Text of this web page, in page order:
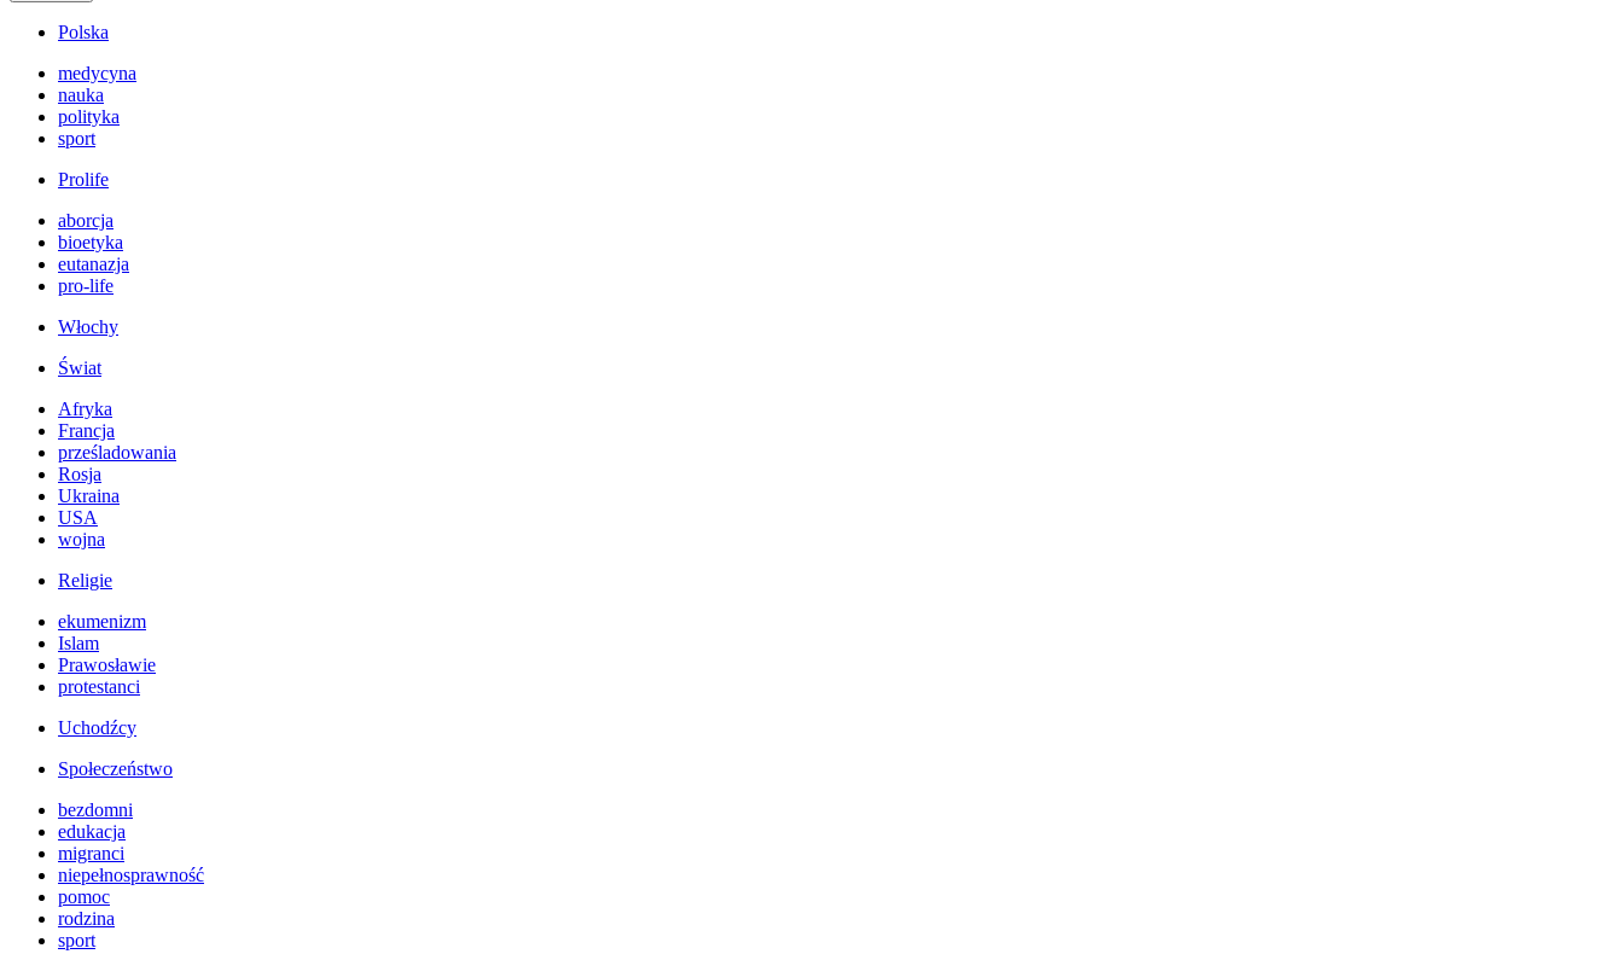
Polska
medycyna
nauka
polityka
sport
Prolife
aborcja
bioetyka
eutanazja
pro-life
Włochy
Świat
Afryka
Francja
prześladowania
Rosja
Ukraina
USA
wojna
Religie
ekumenizm
Islam
Prawosławie
protestanci
Uchodźcy
Społeczeństwo
bezdomni
edukacja
migranci
niepełnosprawność
pomoc
rodzina
sport